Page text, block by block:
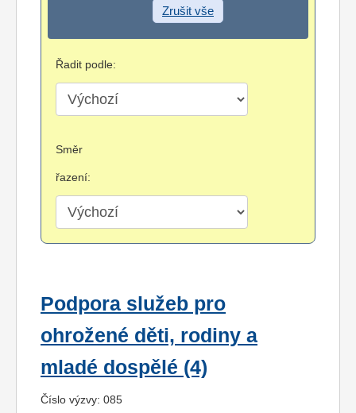
Zrušit vše
Řadit podle:
Směr
řazení:
Podpora služeb pro
ohrožené děti, rodiny a
mladé dospělé (4)
Číslo výzvy: 085